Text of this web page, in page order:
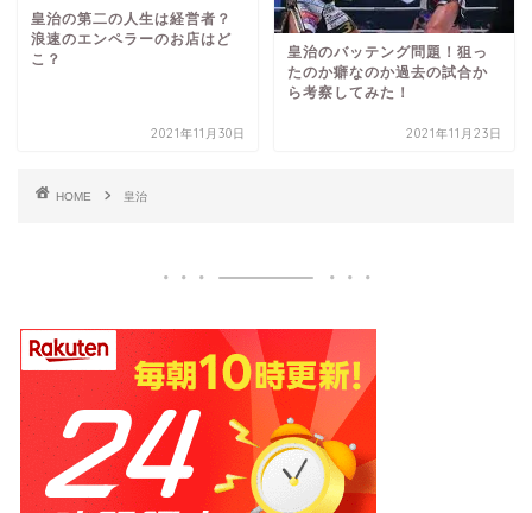
皇治の第二の人生は経営者？
浪速のエンペラーのお店はど
こ？
2021年11月30日
皇治のバッテング問題！狙っ
たのか癖なのか過去の試合か
ら考察してみた！
2021年11月23日
HOME 皇治